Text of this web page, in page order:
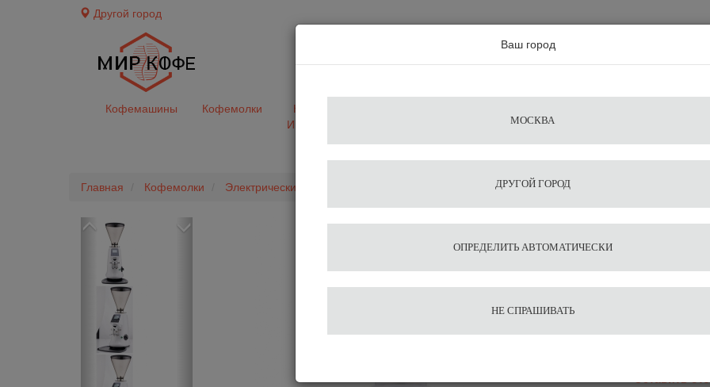
Другой город
Кофемашины Кофемолки
Кофе&Чай
Ингредиенты
средства
Главная Кофемолки Электрические Кофемолка DAZHENG LEHEHE LHH600AD
Previous
Ваш город
МОСКВА
ДРУГОЙ ГОРОД
ОПРЕДЕЛИТЬ АВТОМАТИЧЕСКИ
НЕ СПРАШИВАТЬ